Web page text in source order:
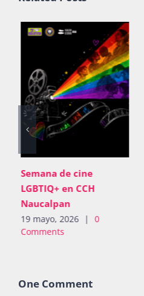
Semana de cine
LGBTIQ+ en CCH
Naucalpan
19 mayo, 2026 |
0
Comments
One Comment